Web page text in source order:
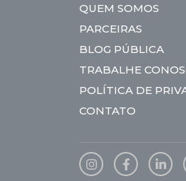
QUEM SOMOS
PARCEIRAS
BLOG PÚBLICA
TRABALHE
POLÍTICA DE
CONTATO